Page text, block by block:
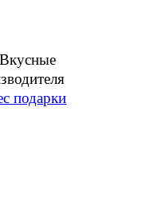
подарки